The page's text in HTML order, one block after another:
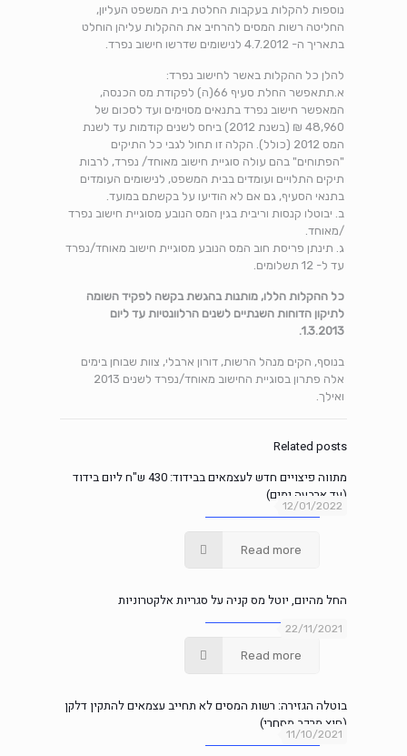
נוספות להקלות בעקבות החלטת בית המשפט העליון,
החליטה רשות המסים להרחיב את ההקלות עליהן הוחלט
בתאריך ה- 4.7.2012 לנישומים שדרשו חישוב נפרד.
להלן כל ההקלות באשר לחישוב נפרד:
א.תתאפשר החלת סעיף 66(ה) לפקודת מס הכנסה,
המאפשר חישוב נפרד בתנאים מסוימים ועד לסכום של
48,960 ₪ (בשנת 2012) ביחס לשנים קודמות עד לשנת
המס 2012 (כולל). הקלה זו תחול לגבי כל התיקים
"הפתוחים" בהם עולה סוגיית חישוב מאוחד/ נפרד, לרבות
תיקים התלויים ועומדים בבית המשפט, לנישומים העומדים
בתנאי הסעיף, גם אם לא הודיעו על בקשתם במועד.
ב. יבוטלו קנסות וריבית בגין המס הנובע מסוגיית חישוב נפרד
/מאוחד.
ג. תינתן פריסת חוב המס הנובע מסוגיית חישוב מאוחד/נפרד
עד ל- 12 תשלומים.
כל ההקלות הללו, מותנות בהגשת בקשה לפקיד השומה
לתיקון הדוחות השנתיים לשנים הרלוונטיות עד ליום
1.3.2013.
בנוסף, הקים מנהל הרשות, דורון ארבלי, צוות שבוחן בימים
אלה פתרון בסוגיית החישוב מאוחד/נפרד לשנים 2013
ואילך.
Related posts
12/01/2022
מתווה פיצויים חדש לעצמאים בבידוד: 430 ש"ח ליום בידוד
(עד ארבעה ימים)
Read more
22/11/2021
החל מהיום, יוטל מס קניה על סגריות אלקטרוניות
Read more
11/10/2021
בוטלה הגזירה: רשות המסים לא תחייב עצמאים להתקין דלקן
(חוץ מרכב מסחרי)